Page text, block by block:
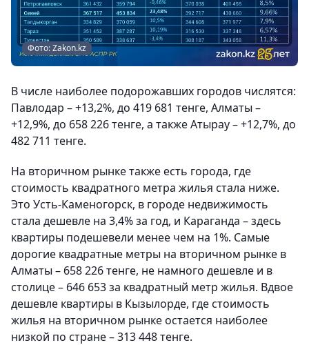
Фото: Zakon.kz
В числе наиболее подорожавших городов числятся:
Павлодар – +13,2%, до 419 681 тенге, Алматы –
+12,9%, до 658 226 тенге, а также Атырау – +12,7%, до
482 711 тенге.
На вторичном рынке также есть города, где
стоимость квадратного метра жилья стала ниже.
Это Усть-Каменогорск, в городе недвижимость
стала дешевле на 3,4% за год, и Караганда – здесь
квартиры подешевели менее чем на 1%. Самые
дорогие квадратные метры на вторичном рынке в
Алматы – 658 226 тенге, не намного дешевле и в
столице – 646 653 за квадратный метр жилья. Вдвое
дешевле квартиры в Кызылорде, где стоимость
жилья на вторичном рынке остается наиболее
низкой по стране – 313 448 тенге.